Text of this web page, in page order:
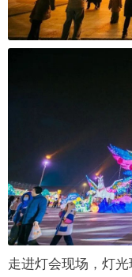
走进灯会现场，灯